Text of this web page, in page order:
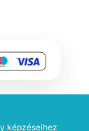
képzéseihez